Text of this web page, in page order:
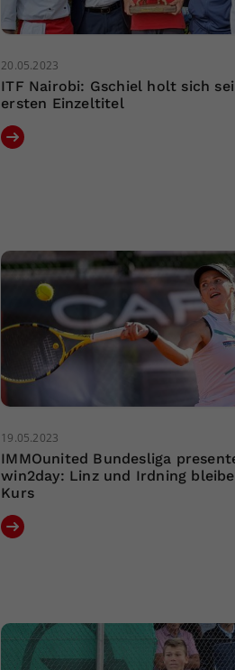
20.05.2023
ITF Nairobi: Gschiel holt sich
ersten Einzeltitel
19.05.2023
IMMOunited Bundesliga
win2day: Linz und Irdning
Kurs